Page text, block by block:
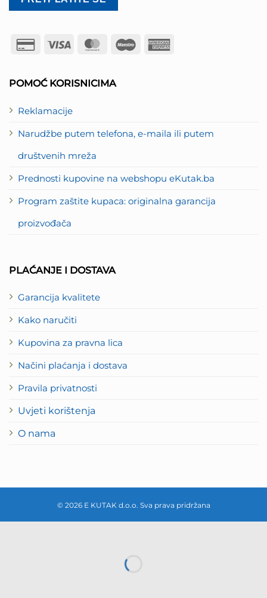
POMOĆ KORISNICIMA
Reklamacije
Narudžbe putem telefona, e-maila ili putem
društvenih mreža
Prednosti kupovine na webshopu eKutak.ba
Program zaštite kupaca: originalna garancija
proizvođača
PLAĆANJE I DOSTAVA
Garancija kvalitete
Kako naručiti
Kupovina za pravna lica
Načini plaćanja i dostava
Pravila privatnosti
Uvjeti korištenja
O nama
Credit
Visa MasterCard
Maestro
© 2026 E KUTAK d.o.o. Sva prava pridržana